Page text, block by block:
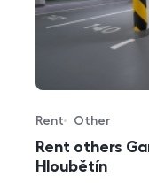
Rent others
Hloubětín
Offer type
Rent
Property type
Other